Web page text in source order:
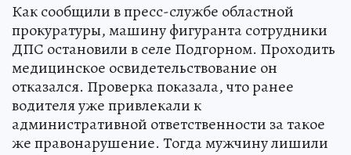
Как сообщили в пресс-службе областной
прокуратуры, машину фигуранта сотрудники
ДПС остановили в селе Подгорном. Проходить
медицинское освидетельствование он
отказался. Проверка показала, что ранее
водителя уже привлекали к
административной ответственности за такое
же правонарушение. Тогда мужчину лишили